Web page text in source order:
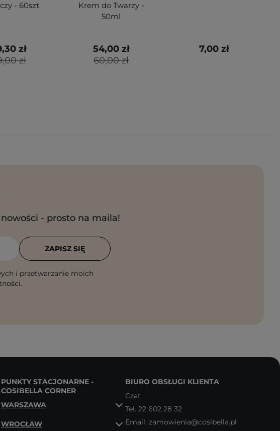
- 60szt.
zł
zł
Krem do Twarzy -
50ml
60,00 zł
54,00 zł 7,00 zł
- prosto na maila!
i przetwarzanie moich
.
ZAPISZ SIĘ
PUNKTY STACJONARNE -
COSIBELLA CORNER
WARSZAWA
WROCŁAW
BIURO OBSŁUGI KLIENTA
Czat
Tel. 22 602 28 32
Email: zamowienia@cosibella.pl